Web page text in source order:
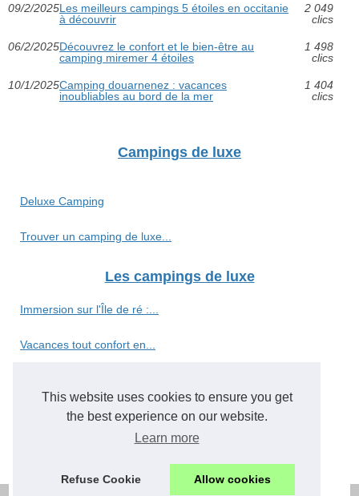
This website uses cookies to ensure you get
the best experience on our website.
Learn more
Refuse Cookie Allow cookies
09/2/2025Les meilleurs campings 5 étoiles en occitanie
à découvrir
2 049
clics
06/2/2025Découvrez le confort et le bien-être au
camping miremer 4 étoiles
1 498
clics
10/1/2025Camping douarnenez : vacances
inoubliables au bord de la mer
1 404
clics
Campings de luxe
Deluxe Camping
Trouver un camping de luxe...
Les campings de luxe
Immersion sur l'Île de ré :...
Vacances tout confort en...
Évadez-vous au camping...